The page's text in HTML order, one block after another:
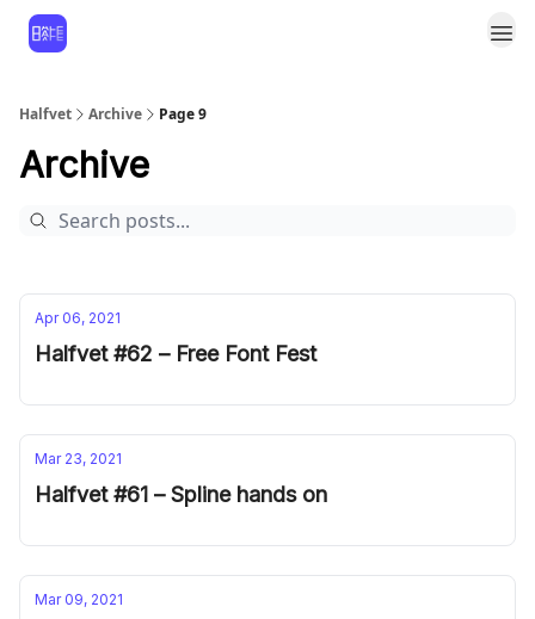
Halfvet Archive Page 9
Archive
Apr 06, 2021
Halfvet #62 – Free Font Fest
Mar 23, 2021
Halfvet #61 – Spline hands on
Mar 09, 2021